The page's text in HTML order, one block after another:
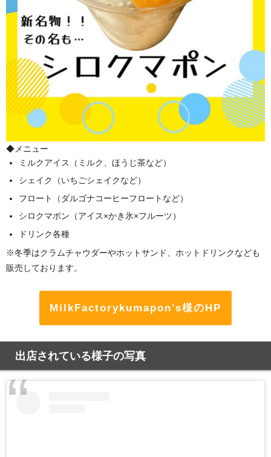
◆メニュー
ミルクアイス（ミルク、ほうじ茶など）
シェイク（いちごシェイクなど）
フロート（ダルゴナコーヒーフロートなど）
シロクマポン（アイス×かき氷×フルーツ）
ドリンク各種
※冬季はクラムチャウダーやホットサンド、ホットドリンクなども
販売しております。
MilkFactorykumapon's様のHP
出店されている様子の写真